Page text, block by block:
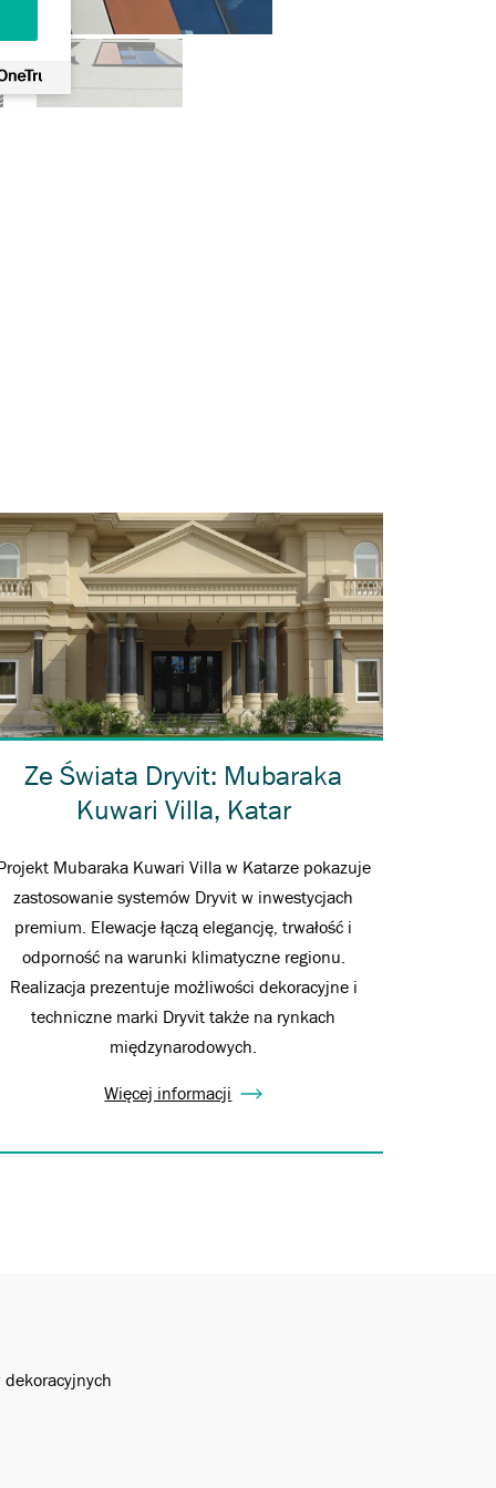
Ze Świata Dryvit: Mubaraka
Kuwari Villa, Katar
Mubaraka Kuwari Villa w Katarze pokazuje
zastosowanie systemów Dryvit w inwestycjach
premium. Elewacje łączą elegancję, trwałość i
odporność na warunki klimatyczne regionu.
Realizacja prezentuje możliwości dekoracyjne i
techniczne marki Dryvit także na rynkach
międzynarodowych.
Więcej informacji